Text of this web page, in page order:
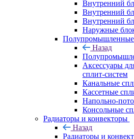
Внутренний
Внутренний
Внутренний
Наружные
Полупромышленные
Назад
Аксессуары
сплит-систем
Канальные
Кассетные
Напольно-
Консольные
Радиаторы и конвекторы
Назад
Радиаторы и